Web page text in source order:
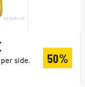
50%
side.